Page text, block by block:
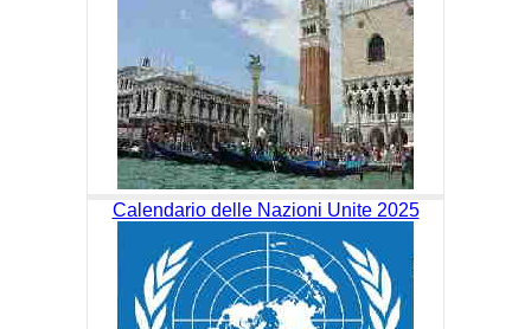
Calendario delle Nazioni Unite 2025